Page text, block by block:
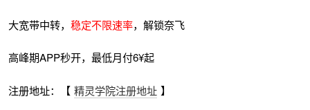
大宽带中转，稳定不限速率，解锁奈飞
高峰期APP秒开，最低月付6¥起
注册地址：【 精灵学院注册地址 】